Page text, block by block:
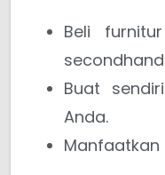
Beli
Buat
Anda.
Manfaatkan